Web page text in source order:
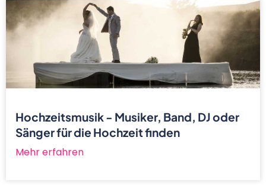
Hochzeitsmusik - Musiker, Band, DJ oder
Sänger für die Hochzeit finden
Mehr erfahren